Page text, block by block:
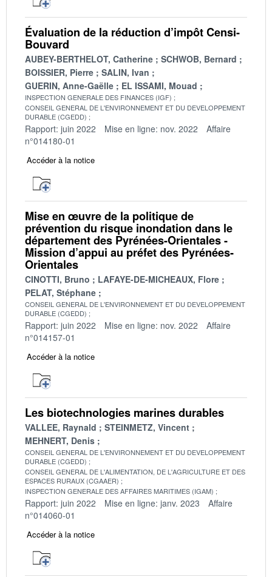
Évaluation de la réduction d’impôt Censi-
Bouvard
AUBEY-BERTHELOT, Catherine
SCHWOB, Bernard
BOISSIER, Pierre
SALIN, Ivan
GUERIN, Anne-Gaëlle
EL ISSAMI, Mouad
INSPECTION GENERALE DES FINANCES (IGF)
CONSEIL GENERAL DE L'ENVIRONNEMENT ET DU DEVELOPPEMENT
DURABLE (CGEDD)
Rapport: juin 2022 Mise en ligne: nov. 2022
Affaire
n°014180-01
Accéder à la notice
Mise en œuvre de la politique de
prévention du risque inondation dans le
département des Pyrénées-Orientales -
Mission d’appui au préfet des Pyrénées-
Orientales
CINOTTI, Bruno
LAFAYE-DE-MICHEAUX, Flore
PELAT, Stéphane
CONSEIL GENERAL DE L'ENVIRONNEMENT ET DU DEVELOPPEMENT
DURABLE (CGEDD)
Rapport: juin 2022 Mise en ligne: nov. 2022
Affaire
n°014157-01
Accéder à la notice
Les biotechnologies marines durables
VALLEE, Raynald
STEINMETZ, Vincent
MEHNERT, Denis
CONSEIL GENERAL DE L'ENVIRONNEMENT ET DU DEVELOPPEMENT
DURABLE (CGEDD)
CONSEIL GENERAL DE L'ALIMENTATION, DE L'AGRICULTURE ET DES
ESPACES RURAUX (CGAAER)
INSPECTION GENERALE DES AFFAIRES MARITIMES (IGAM)
Rapport: juin 2022 Mise en ligne: janv. 2023
Affaire
n°014060-01
Accéder à la notice